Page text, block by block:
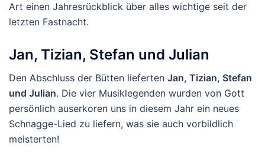
Art einen Jahresrückblick über alles wichtige seit der
letzten Fastnacht.
Jan, Tizian, Stefan und Julian
Den Abschluss der Bütten lieferten Jan, Tizian, Stefan
und Julian. Die vier Musiklegenden wurden von Gott
persönlich auserkoren uns in diesem Jahr ein neues
Schnagge-Lied zu liefern, was sie auch vorbildlich
meisterten!